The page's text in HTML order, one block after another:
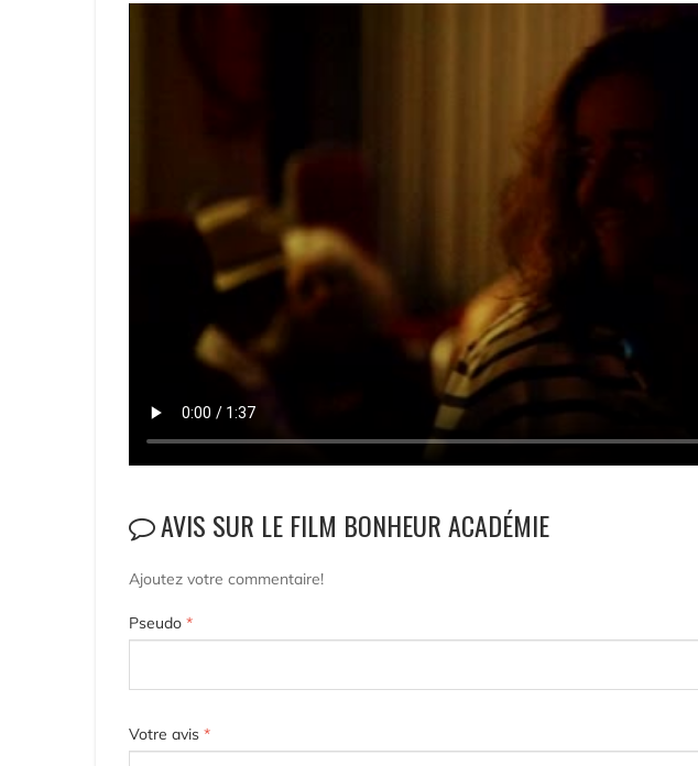
AVIS SUR LE FILM BONHEUR ACADÉMIE
Ajoutez votre commentaire!
Pseudo *
Votre avis *